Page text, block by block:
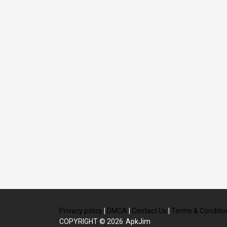
Privacy policy DMCA Contact Us Terms &
COPYRIGHT © 2026 ApkJim